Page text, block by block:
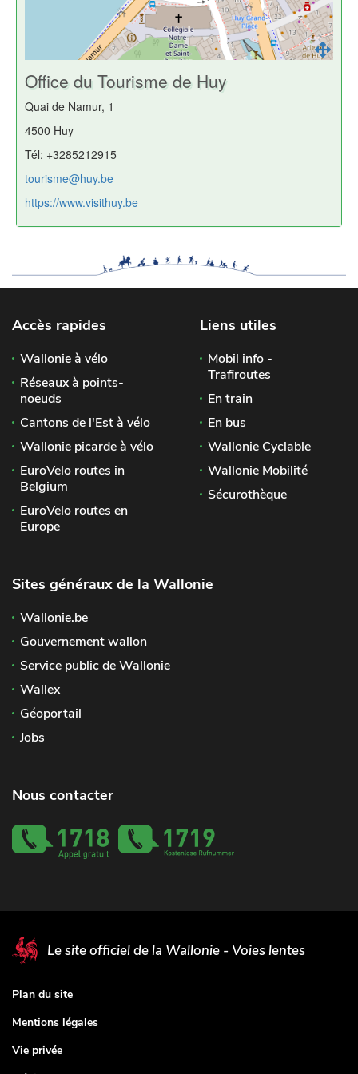
Office du Tourisme de Huy
Quai de Namur, 1
4500 Huy
Tél: +3285212915
tourisme@huy.be
https://www.visithuy.be
Accès rapides
Wallonie à vélo
Réseaux à points-
noeuds
Cantons de l'Est à vélo
Wallonie picarde à vélo
EuroVelo routes in
Belgium
EuroVelo routes en
Europe
Liens utiles
Mobil info -
Trafiroutes
En train
En bus
Wallonie Cyclable
Wallonie Mobilité
Sécurothèque
Sites généraux de la Wallonie
Wallonie.be
Gouvernement wallon
Service public de Wallonie
Wallex
Géoportail
Jobs
Nous contacter
Le site officiel de la Wallonie - Voies lentes
Plan du site
Mentions légales
Vie privée